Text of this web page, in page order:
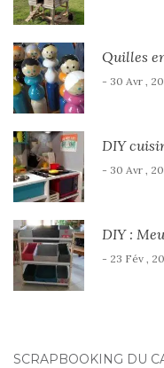
Quilles
- 30 Avr ,
DIY
- 30 Avr ,
DIY :
- 23 Fév ,
SCRAPBOOKING DU